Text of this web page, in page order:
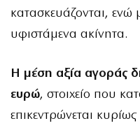
κατασκευάζονται, ενώ
υφιστάμενα ακίνητα.
Η μέση αξία αγοράς
ευρώ, στοιχείο που
επικεντρώνεται